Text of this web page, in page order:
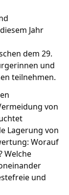
Jahr
dem 29.
und
teilnehmen.
von
Lagerung von
Worauf
Welche
und